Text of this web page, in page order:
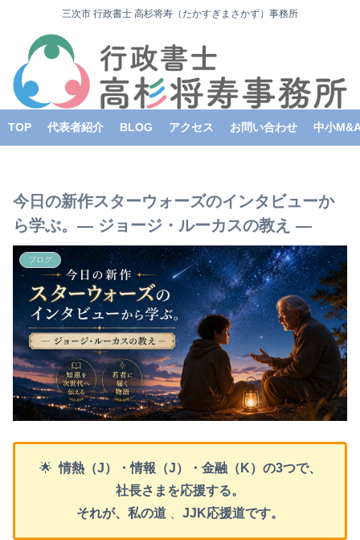
三次市 行政書士 高杉将寿（たかすぎまさかず）事務所
TOP 代表者紹介 BLOG アクセス お問い合わせ 中小
今日の新作スターウォーズのインタビューか
ら学ぶ。― ジョージ・ルーカスの教え ―
ブログ
🌟情熱（J）・情報（J）・金融（K）の3つで、
社長さまを応援する。
それが、私の道
JJK応援道です。